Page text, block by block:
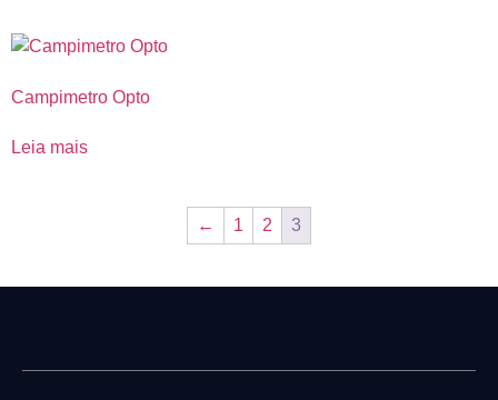
Campimetro Opto
Leia mais
← 1 2 3